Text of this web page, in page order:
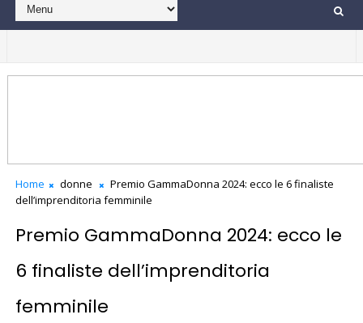
Home donne
Premio GammaDonna 2024: ecco le 6 finaliste
dell’imprenditoria femminile
Premio GammaDonna 2024: ecco le
6 finaliste dell’imprenditoria
femminile